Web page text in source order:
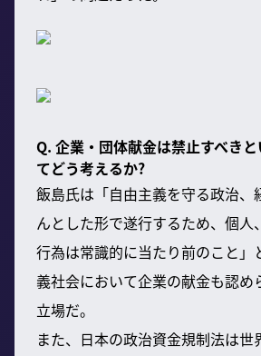
Q. 企業・団体献金は禁止すべき
てどう考えるか?
飯島氏は「自由主義を守る政治、
んとした形で遂行するため、個人
行為は常識的に当たり前のこと」
義社会において企業の献金も認め
立場だ。
また、日本の政治資金規制法は世